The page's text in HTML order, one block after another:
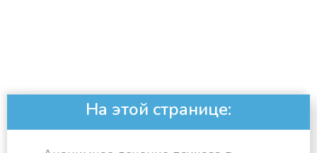
На этой странице: